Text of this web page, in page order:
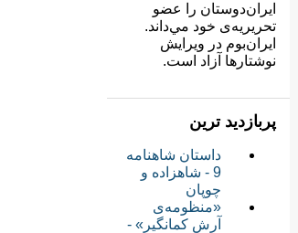
ايران‌دوستان را عضو
تحريريه‌ی خود مي‌داند.
ايران‌بوم در ويرايش
نوشتارها آزاد است.
پربازدید ترین
داستان شاهنامه
9 - شاهزاده و
چوپان
«منظومه‌ی
آرش کمانگیر» -